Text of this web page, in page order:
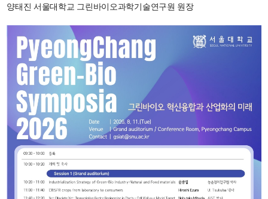
양태진 서울대학교 그린바이오과학기술연구원 원장